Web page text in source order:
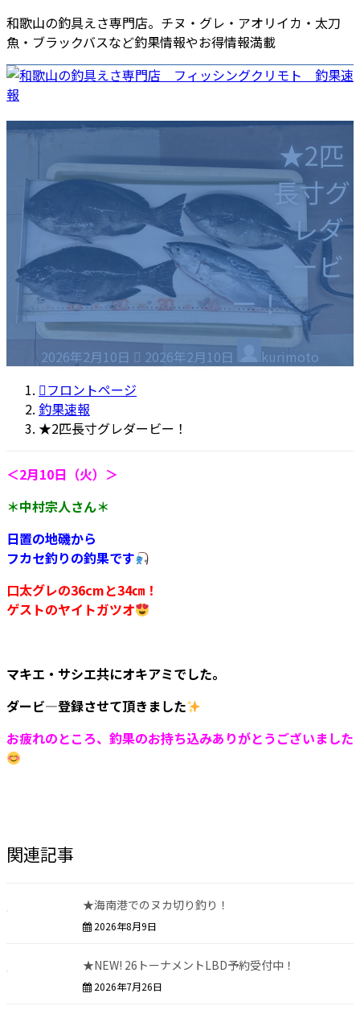
コ
ン
テ
ン
ツ
へ
ス
ナ
ビ
ゲ
ー
シ
ョ
ン
和歌山の釣具えさ専門店。チヌ・グレ・アオリイカ・太刀
魚・ブラックバスなど釣果情報やお得情報満載
ホーム店舗情報
釣果速報商品・店舗ニュース
エサ
ポイントカード
商品券
お役立ち情報
釣りスポット
釣りの仕掛け集
釣り場のマナー
採用情報
ご意見・ご要望
★2匹
長寸グ
レダ
ービ
ー！
2026年2月10日
最
終
日
2026年2月10日
kurimoto
フロントページ
釣果速報
★2匹長寸グレダービー！
＜2月10日（火）＞
＊中村宗人さん＊
日置の地磯から
フカセ釣りの釣果です
口太グレの36cmと34㎝！
ゲストのヤイトガツオ
マキエ・サシエ共にオキアミでした。
ダービ―登録させて頂きました
お疲れのところ、釣果のお持ち込みありがとうございました
関連記事
★海南港でのヌカ切り釣り！
2026年8月9日
★NEW! 26トーナメントLBD予約受付中！
2026年7月26日